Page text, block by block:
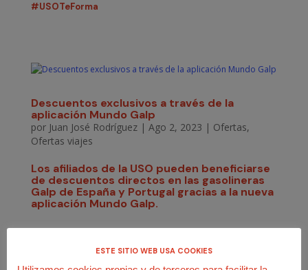
#USOTeForma
Descuentos exclusivos a través de la
aplicación Mundo Galp
por Juan José Rodríguez| Ago 2, 2023 | Ofertas,
Ofertas viajes
Los afiliados de la USO pueden beneficiarse
de descuentos directos en las gasolineras
Galp de España y Portugal gracias a la nueva
aplicación Mundo Galp.
ESTE SITIO WEB USA COOKIES